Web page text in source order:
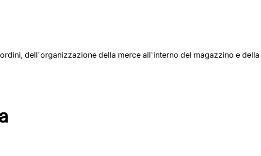
dell'organizzazione della merce all'interno del magazzino e della